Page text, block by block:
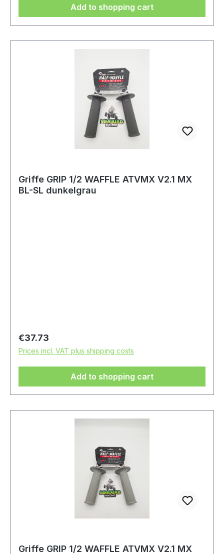
Add to shopping cart
Griffe GRIP 1/2 WAFFLE ATVMX V2.1 MX
BL-SL dunkelgrau
Regular price:
€37.73
Prices incl. VAT plus shipping costs
Add to shopping cart
Griffe GRIP 1/2 WAFFLE ATVMX V2.1 MX